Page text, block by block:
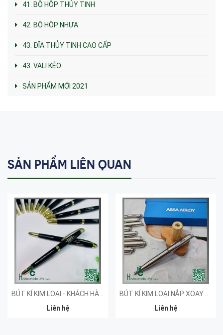
41. BỘ HỘP THỦY TINH
42. BỘ HỘP NHỰA
43. ĐĨA THỦY TINH CAO CẤP
43. VALI KÉO
SẢN PHẨM MỚI 2021
SẢN PHẨM LIÊN QUAN
Liên hệ
Liên hệ